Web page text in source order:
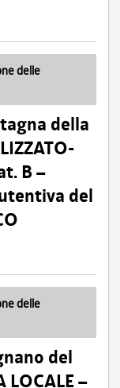
delle
della
B –
del
delle
del
LOCALE –